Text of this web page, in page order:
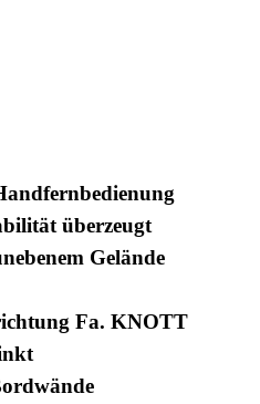
überzeugt
Gelände
Fa. KNOTT